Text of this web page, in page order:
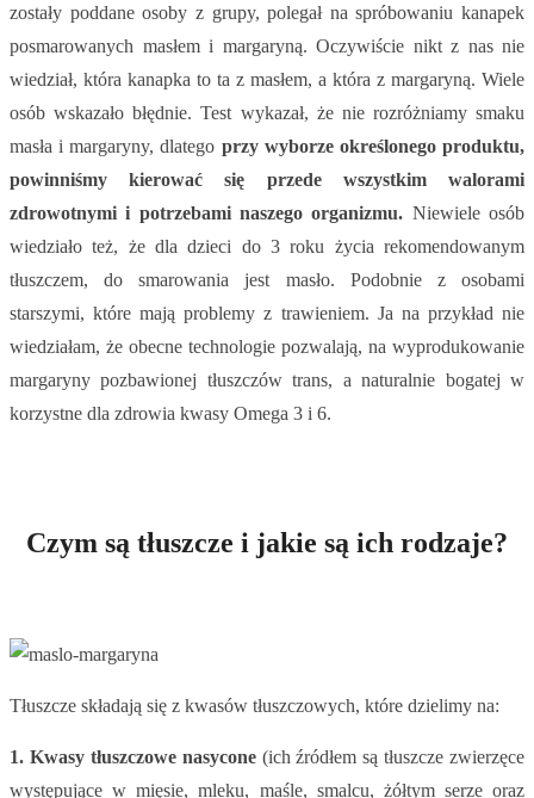
zostały poddane osoby z grupy, polegał na spróbowaniu kanapek
posmarowanych masłem i margaryną. Oczywiście nikt z nas nie
wiedział, która kanapka to ta z masłem, a która z margaryną. Wiele
osób wskazało błędnie. Test wykazał, że nie rozróżniamy smaku
masła i margaryny, dlatego przy wyborze określonego produktu,
powinniśmy kierować się przede wszystkim walorami
zdrowotnymi i potrzebami naszego organizmu. Niewiele osób
wiedziało też, że dla dzieci do 3 roku życia rekomendowanym
tłuszczem, do smarowania jest masło. Podobnie z osobami
starszymi, które mają problemy z trawieniem. Ja na przykład nie
wiedziałam, że obecne technologie pozwalają, na wyprodukowanie
margaryny pozbawionej tłuszczów trans, a naturalnie bogatej w
korzystne dla zdrowia kwasy Omega 3 i 6.
Czym są tłuszcze i jakie są ich rodzaje?
Tłuszcze składają się z kwasów tłuszczowych, które dzielimy na:
1. Kwasy tłuszczowe nasycone(ich źródłem są tłuszcze zwierzęce
występujące w mięsie, mleku, maśle, smalcu, żółtym serze oraz